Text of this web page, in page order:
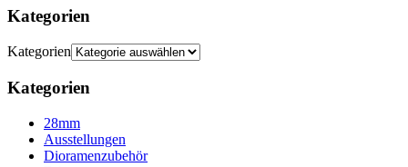
Kategorien
Kategorien
Kategorien
28mm
Ausstellungen
Dioramenzubehör